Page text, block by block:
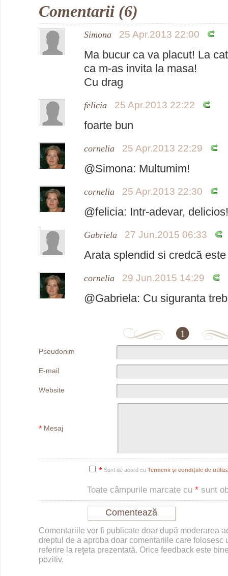
Comentarii (6)
Simona 25 Apr.2013 22:00
Ma bucur ca va placut! La
ca m-as invita la masa!
Cu drag
felicia 25 Apr.2013 22:22
foarte bun
cornelia 25 Apr.2013 22:29
@Simona: Multumim!
cornelia 25 Apr.2013 22:30
@felicia: Intr-adevar, delicios!
Gabriela 27 Jun.2015 06:33
Arata splendid si credcă
cornelia 29 Jun.2015 14:29
@Gabriela: Cu siguranta
1
Pseudonim
E-mail
Website
* Mesaj
* Sunt de acord cu Termenii și condițiile de
Toate câmpurile marcate cu * sunt
Comentariile vor fi publicate doar după moderarea
dreptul de a aproba doar comentariile care folosesc
referire la reţeta prezentată. Orice feedback este
pozitiv.